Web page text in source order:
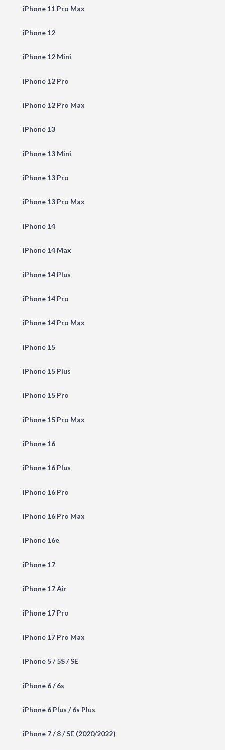
iPhone 11 Pro Max
iPhone 12
iPhone 12 Mini
iPhone 12 Pro
iPhone 12 Pro Max
iPhone 13
iPhone 13 Mini
iPhone 13 Pro
iPhone 13 Pro Max
iPhone 14
iPhone 14 Max
iPhone 14 Plus
iPhone 14 Pro
iPhone 14 Pro Max
iPhone 15
iPhone 15 Plus
iPhone 15 Pro
iPhone 15 Pro Max
iPhone 16
iPhone 16 Plus
iPhone 16 Pro
iPhone 16 Pro Max
iPhone 16e
iPhone 17
iPhone 17 Air
iPhone 17 Pro
iPhone 17 Pro Max
iPhone 5 / 5S / SE
iPhone 6 / 6s
iPhone 6 Plus / 6s Plus
iPhone 7 / 8 / SE (2020/2022)